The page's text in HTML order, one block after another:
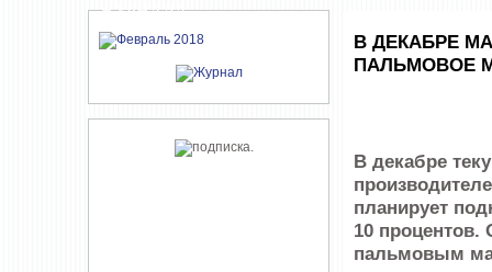
ЖУРНАЛА
В ДЕКАБРЕ
ПАЛЬМОВОЕ
В декабре
планирует
10
пальмовым